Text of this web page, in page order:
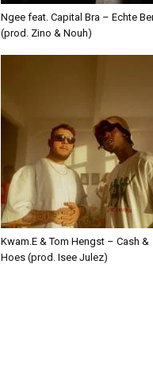
Ngee feat. Capital Bra – Echte
(prod. Zino & Nouh)
Kwam.E & Tom Hengst – Cash &
Hoes (prod. Isee Julez)